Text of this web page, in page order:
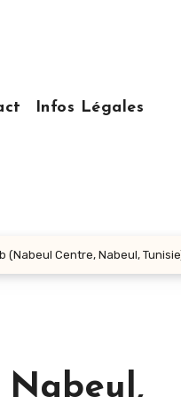
Infos Légales
(Nabeul Centre, Nabeul‎,
Nabeul‎,